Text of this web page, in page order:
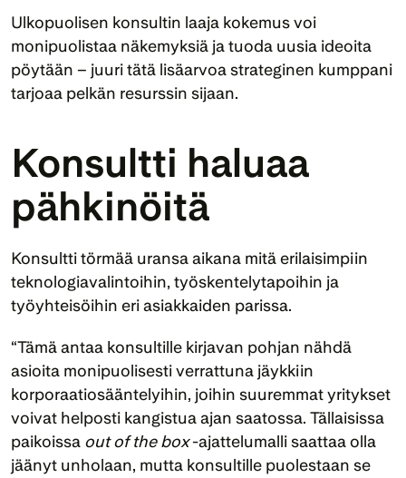
Ulkopuolisen konsultin laaja kokemus voi
monipuolistaa näkemyksiä ja tuoda uusia ideoita
pöytään – juuri tätä lisäarvoa strateginen kumppani
tarjoaa pelkän resurssin sijaan.
Konsultti haluaa
pähkinöitä
Konsultti törmää uransa aikana mitä erilaisimpiin
teknologiavalintoihin, työskentelytapoihin ja
työyhteisöihin eri asiakkaiden parissa.
“Tämä antaa konsultille kirjavan pohjan nähdä
asioita monipuolisesti verrattuna jäykkiin
korporaatiosääntelyihin, joihin suuremmat yritykset
voivat helposti kangistua ajan saatossa. Tällaisissa
paikoissa out of the box -ajattelumalli saattaa olla
jäänyt unholaan, mutta konsultille puolestaan se